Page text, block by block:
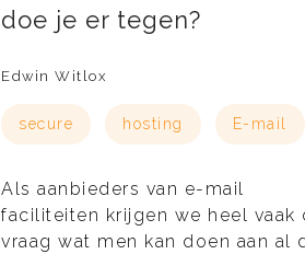
doe je er tegen?
Edwin Witlox
secure hosting E-mail
Als aanbieders van e-mail
faciliteiten krijgen we heel vaak
vraag wat men kan doen aan al